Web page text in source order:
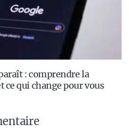
: comprendre la
ce qui change pour vous